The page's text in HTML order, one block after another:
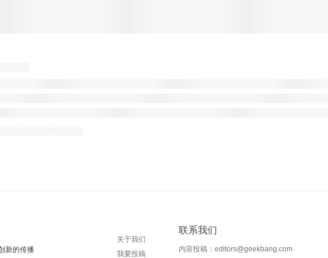
新的传播
关于我们
我要投稿
联系我们
内容投稿：editors@geekbang.com